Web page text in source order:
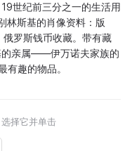
世纪前三分之一的生活用
林斯基的肖像资料：版
罗斯钱币收藏。带有藏
的亲属——伊万诺夫家族的
趣的物品。
择它并单击